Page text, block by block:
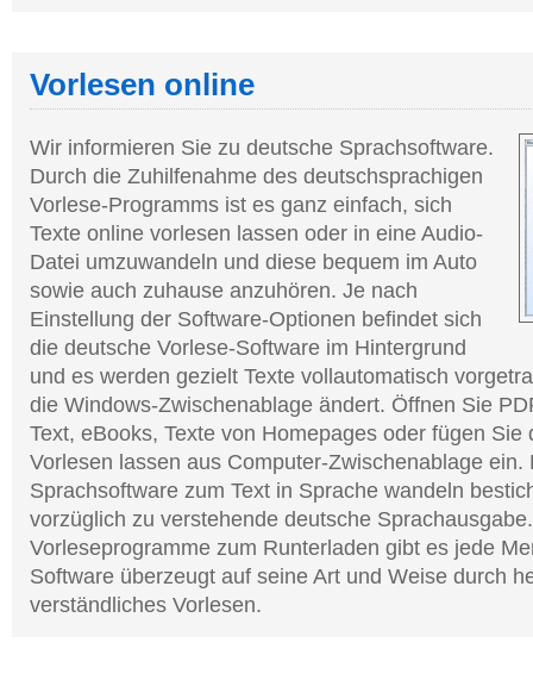
Vorlesen online
Wir informieren Sie zu deutsche Sprachsoftware.
Durch die Zuhilfenahme des deutschsprachigen
Vorlese-Programms ist es ganz einfach, sich
Texte online vorlesen lassen oder in eine Audio-
Datei umzuwandeln und diese bequem im Auto
sowie auch zuhause anzuhören. Je nach
Einstellung der Software-Optionen befindet sich
die deutsche Vorlese-Software im Hintergrund
und es werden gezielt Texte vollautomatisch
die Windows-Zwischenablage ändert. Öffnen Sie
Text, eBooks, Texte von Homepages oder fügen Sie
Vorlesen lassen aus Computer-Zwischenablage ein.
Sprachsoftware zum Text in Sprache wandeln
vorzüglich zu verstehende deutsche Sprachausgabe.
Vorleseprogramme zum Runterladen gibt es jede
Software überzeugt auf seine Art und Weise durch
verständliches Vorlesen.